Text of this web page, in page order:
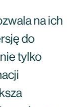
na ich
do
tylko